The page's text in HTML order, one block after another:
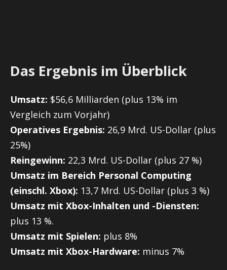
Das Ergebnis im Überblick
Umsatz: $56,6 Milliarden (plus 13% im
Vergleich zum Vorjahr)
Operatives Ergebnis: 26,9 Mrd. US-Dollar (plus
25%)
Reingewinn: 22,3 Mrd. US-Dollar (plus 27 %)
Umsatz im Bereich Personal Computing
(einschl. Xbox): 13,7 Mrd. US-Dollar (plus 3 %)
Umsatz mit Xbox-Inhalten und -Diensten:
plus 13 %.
Umsatz mit Spielen: plus 8%
Umsatz mit Xbox-Hardware: minus 7%